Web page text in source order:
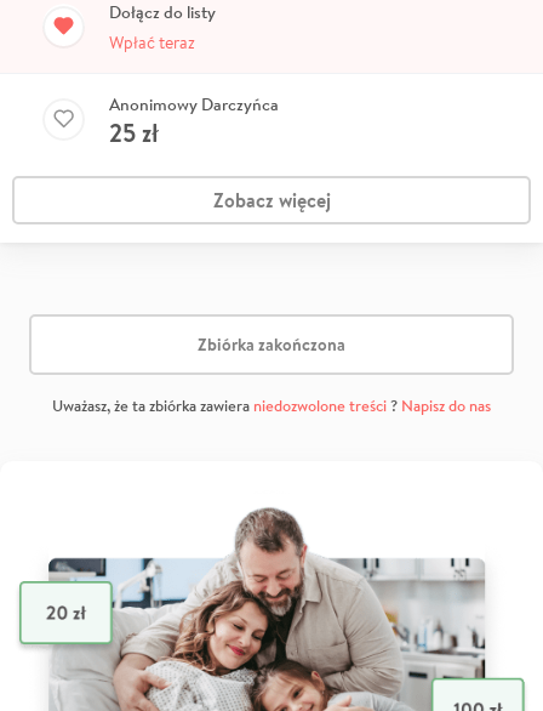
Dołącz do listy
Wpłać teraz
Anonimowy Darczyńca
25zł
Zobacz więcej
Zbiórka zakończona
Uważasz, że ta zbiórka zawiera niedozwolone treści? Napisz do nas